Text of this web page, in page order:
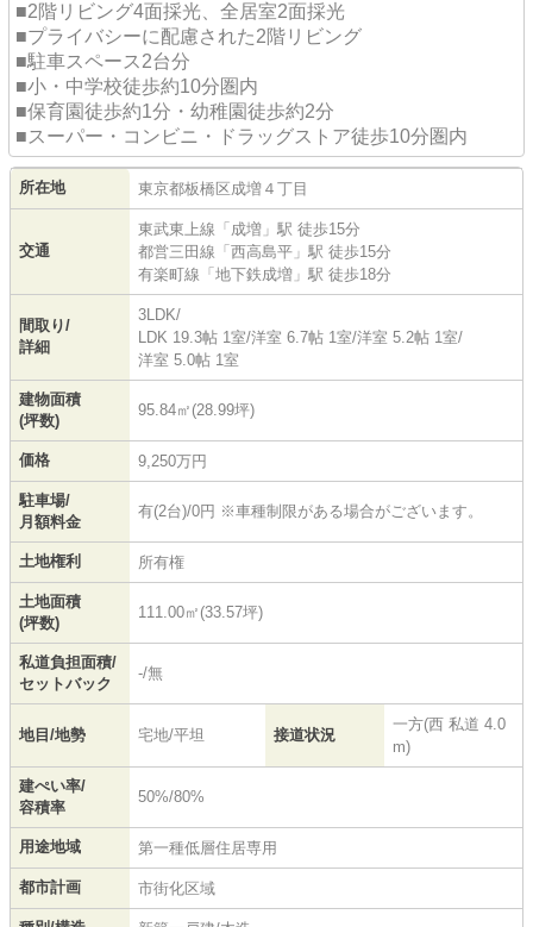
■2階リビング4面採光、全居室2面採光
■プライバシーに配慮された2階リビング
■駐車スペース2台分
■小・中学校徒歩約10分圏内
■保育園徒歩約1分・幼稚園徒歩約2分
■スーパー・コンビニ・ドラッグストア徒歩10分圏内
所在地 東京都板橋区成増 ４丁目
交通
東武東上線 「 成増 」駅 徒歩15分
都営三田線 「 西高島平 」駅 徒歩15分
有楽町線 「 地下鉄成増 」駅 徒歩18分
間取り/
詳細
3LDK/
LDK 19.3帖 1室/洋室 6.7帖 1室/洋室 5.2帖 1室/
洋室 5.0帖 1室
建物面積
(坪数)
95.84㎡(28.99坪)
価格 9,250万円
駐車場/
月額料金
有(2台)/0円 ※車種制限がある場合がございます。
土地権利 所有権
土地面積
(坪数)
111.00㎡(33.57坪)
私道負担面積/
セットバック
-/無
地目/地勢 宅地/平坦 接道状況
一方(西 私道 4.0
m)
建ぺい率/
容積率
50%/80%
用途地域 第一種低層住居専用
都市計画 市街化区域